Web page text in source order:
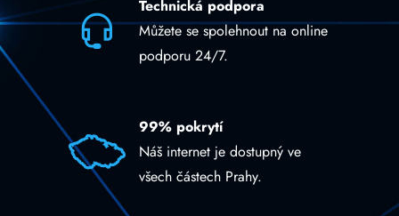
Technická podpora
Můžete se spolehnout na online
podporu 24/7.
99% pokrytí
Náš internet je dostupný ve
všech částech Prahy.